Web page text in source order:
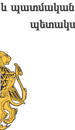
և պատմական